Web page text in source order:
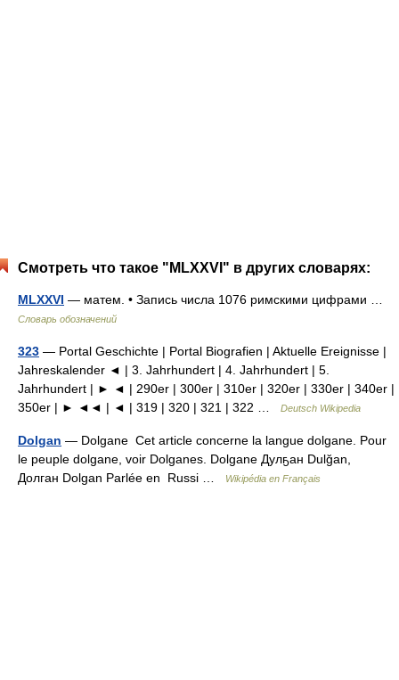
Смотреть что такое "MLXXVI" в других словарях:
MLXXVI — матем. • Запись числа 1076 римскими цифрами …
Словарь обозначений
323 — Portal Geschichte | Portal Biografien | Aktuelle Ereignisse |
Jahreskalender ◄ | 3. Jahrhundert | 4. Jahrhundert | 5.
Jahrhundert | ► ◄ | 290er | 300er | 310er | 320er | 330er | 340er |
350er | ► ◄◄ | ◄ | 319 | 320 | 321 | 322 …
Deutsch Wikipedia
Dolgan — Dolgane Cet article concerne la langue dolgane. Pour
le peuple dolgane, voir Dolganes. Dolgane Дулҕан Dulğan,
Долган Dolgan Parlée en Russi …
Wikipédia en Français